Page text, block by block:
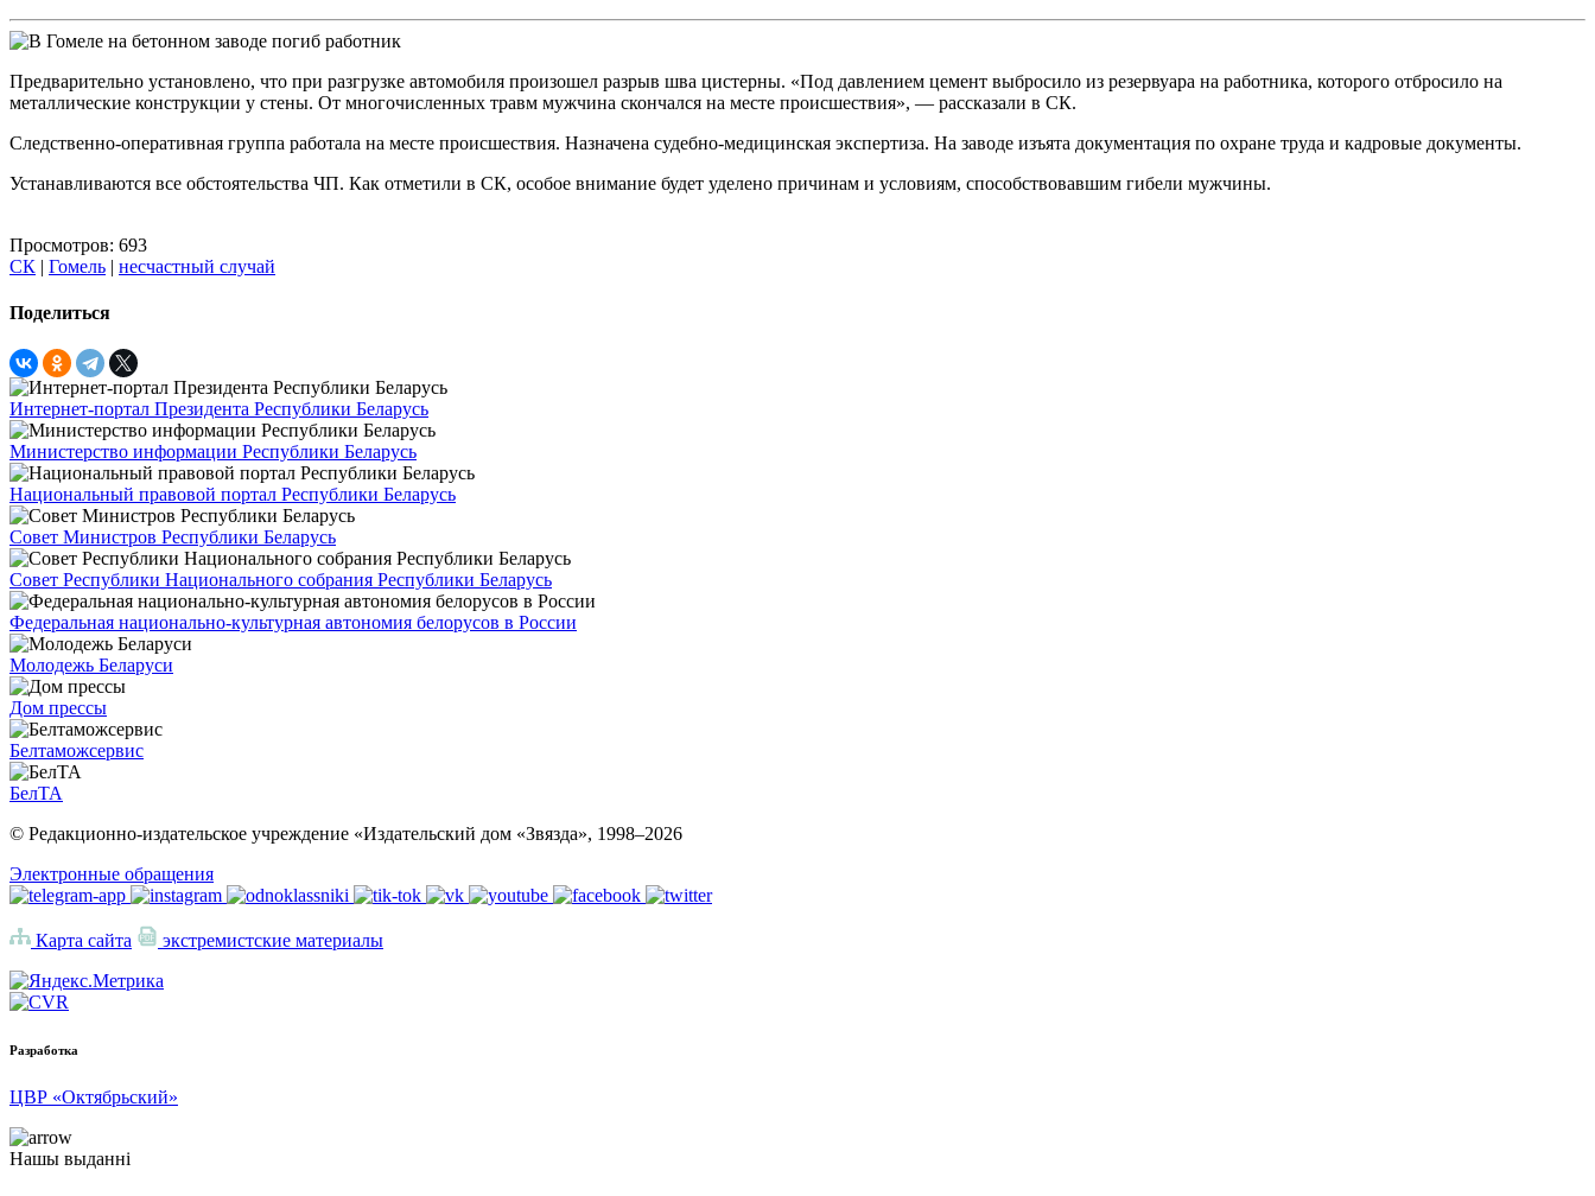
Предварительно установлено, что при разгрузке автомобиля произошел разрыв шва цистерны. «Под давлением цемент выбросило из резервуара на работника, которого отбросило на
металлические конструкции у стены. От многочисленных травм мужчина скончался на месте происшествия», — рассказали в СК.
Следственно-оперативная группа работала на месте происшествия. Назначена судебно-медицинская экспертиза. На заводе изъята документация по охране труда и кадровые документы.
Устанавливаются все обстоятельства ЧП. Как отметили в СК, особое внимание будет уделено причинам и условиям, способствовавшим гибели мужчины.
Просмотров: 693
СК | Гомель | несчастный случай
Поделиться
Интернет-портал Президента Республики Беларусь
Министерство информации Республики Беларусь
Национальный правовой портал Республики Беларусь
Совет Министров Республики Беларусь
Совет Республики Национального собрания Республики Беларусь
Федеральная национально-культурная автономия белорусов в России
Молодежь Беларуси
Дом прессы
Белтаможсервис
БелТА
© Редакционно-издательское учреждение «Издательский дом «Звязда», 1998–2026
Электронные обращения
Карта сайта экстремистские материалы
Разработка
ЦВР «Октябрьский»
Нашы выданні